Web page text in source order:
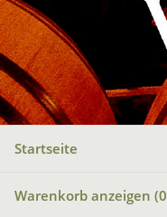
Startseite
Warenkorb anzeigen (0